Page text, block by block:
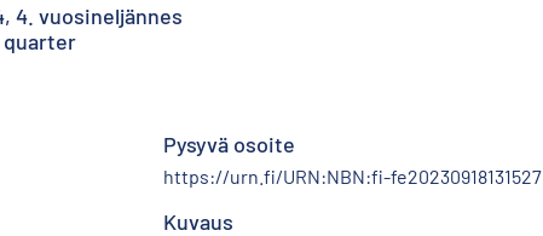
4. vuosineljännes
quarter
Pysyvä osoite
https://urn.fi/URN:NBN:fi-fe20230918131527
Kuvaus